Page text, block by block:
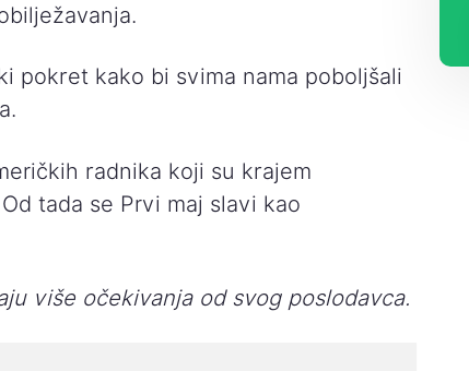
pokret kako bi svima nama poboljšali
radnika koji su krajem
tada se Prvi maj slavi kao
više očekivanja od svog poslodavca.